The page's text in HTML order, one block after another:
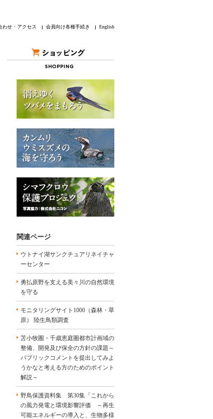
わせ・アクセス 会員向け各種手続き English
関連ページ
ウトナイ湖サンクチュアリネイチャ
ーセンター
勇払原野を支える美々川の自然環境
を守る
モニタリングサイト1000（森林・草
原） 陸生鳥類調査
苫小牧圏・千歳恵庭圏都市計画域の
整備、開発及び保全の方針の課題～
パブリックコメントを提出してみよ
うかなと考える方のためのポイント
解説～
野鳥保護資料集 第30集「これから
の風力発電と環境影響評価 ～再生
可能エネルギーの導入と、生物多様